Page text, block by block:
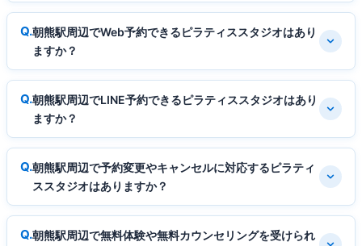
朝熊駅周辺でWeb予約できるピラティススタジオはあり
ますか？
朝熊駅周辺でLINE予約できるピラティススタジオはあり
ますか？
朝熊駅周辺で予約変更やキャンセルに対応するピラティ
ススタジオはありますか？
朝熊駅周辺で無料体験や無料カウンセリングを受けられ